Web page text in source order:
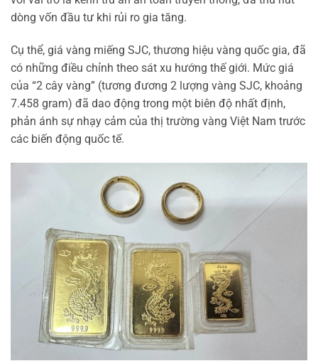
dòng vốn đầu tư khi rủi ro gia tăng.
Cụ thể, giá vàng miếng SJC, thương hiệu vàng quốc gia, đã
có những điều chỉnh theo sát xu hướng thế giới. Mức giá
của “2 cây vàng” (tương đương 2 lượng vàng SJC, khoảng
7.458 gram) đã dao động trong một biên độ nhất định,
phản ánh sự nhạy cảm của thị trường vàng Việt Nam trước
các biến động quốc tế.